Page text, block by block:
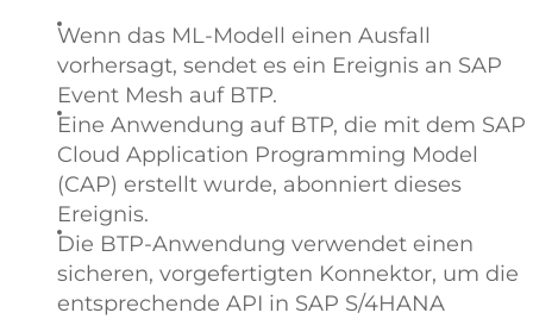
Wenn das ML-Modell einen Ausfall
vorhersagt, sendet es ein Ereignis an SAP
Event Mesh auf BTP.
Eine Anwendung auf BTP, die mit dem SAP
Cloud Application Programming Model
(CAP) erstellt wurde, abonniert dieses
Ereignis.
Die BTP-Anwendung verwendet einen
sicheren, vorgefertigten Konnektor, um die
entsprechende API in SAP S/4HANA